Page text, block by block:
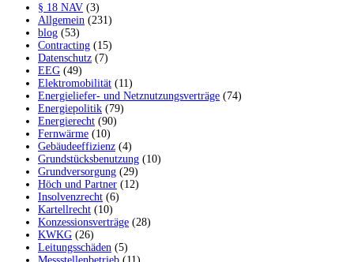
§ 18 NAV (3)
Allgemein (231)
blog (53)
Contracting (15)
Datenschutz (7)
EEG (49)
Elektromobilität (11)
Energieliefer- und Netznutzungsverträge (74)
Energiepolitik (79)
Energierecht (90)
Fernwärme (10)
Gebäudeeffizienz (4)
Grundstücksbenutzung (10)
Grundversorgung (29)
Höch und Partner (12)
Insolvenzrecht (6)
Kartellrecht (10)
Konzessionsverträge (28)
KWKG (26)
Leitungsschäden (5)